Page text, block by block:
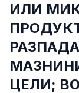
ИЛИ
ЦЕЛИ;